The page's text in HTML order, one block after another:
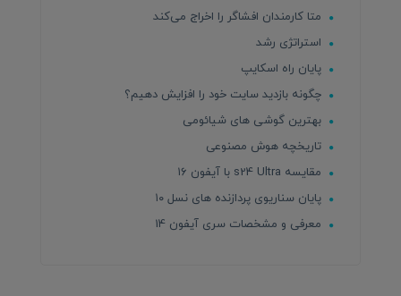
متا کارمندان افشاگر را اخراج می‌کند
استراتژی رشد
پایان راه اسکایپ
چگونه بازدید سایت خود را افزایش دهیم؟
بهترین گوشی های شیائومی
تاریخچه هوش مصنوعی
مقایسه s24 Ultra با آیفون ۱۶
پایان سناریوی پردازنده های نسل ۱۰
معرفی و مشخصات سری آیفون 14